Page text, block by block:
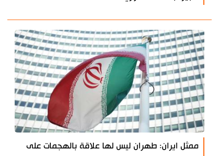
ممثل ايران: طهران ليس لها علاقة بالهجمات على